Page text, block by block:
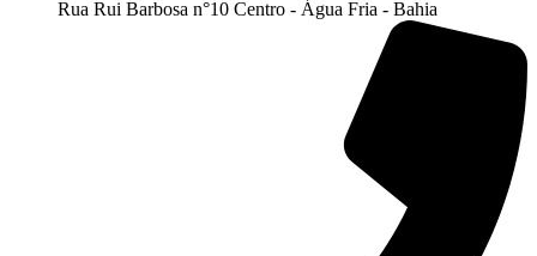
Rua Rui Barbosa n°10 Centro - Água Fria - Bahia